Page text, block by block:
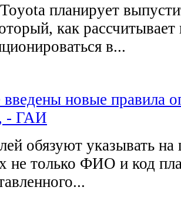
планирует
как рассчитывает
в...
новые правила
- ГАИ
обязуют указывать
не только ФИО и код